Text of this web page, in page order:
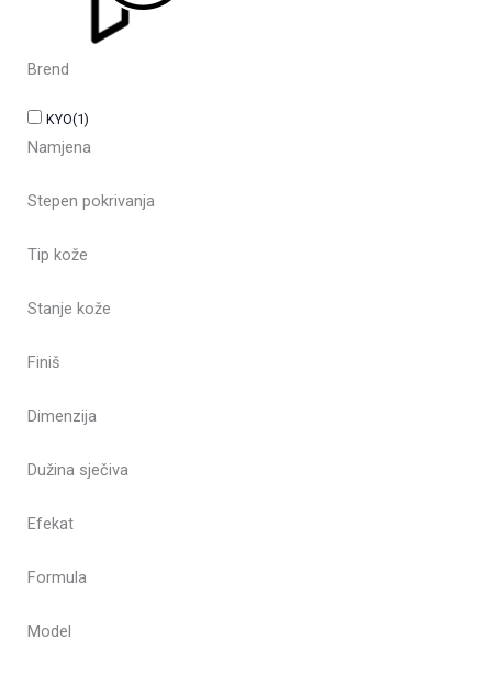
Brend
KYO(1)
Namjena
Stepen pokrivanja
Tip kože
Stanje kože
Finiš
Dimenzija
Dužina sječiva
Efekat
Formula
Model